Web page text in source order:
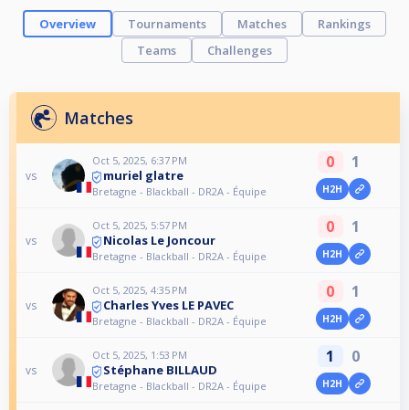
Overview Tournaments Matches
Rankings
Teams
Challenges
Matches
vs
Oct 5, 2025, 6:37 PM
muriel glatre
Bretagne - Blackball - DR2A - Équipe
0 1
H2H
vs
Oct 5, 2025, 5:57 PM
Nicolas Le Joncour
Bretagne - Blackball - DR2A - Équipe
0 1
H2H
vs
Oct 5, 2025, 4:35 PM
Charles Yves LE PAVEC
Bretagne - Blackball - DR2A - Équipe
0 1
H2H
vs
Oct 5, 2025, 1:53 PM
Stéphane BILLAUD
Bretagne - Blackball - DR2A - Équipe
1 0
H2H